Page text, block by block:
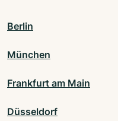
Berlin
München
Frankfurt am Main
Düsseldorf